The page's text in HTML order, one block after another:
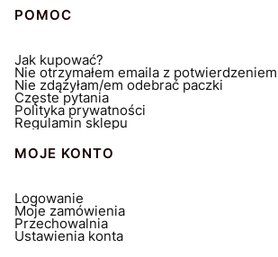
POMOC
Jak kupować?
Nie otrzymałem emaila z
Nie zdążyłam/em odebrać paczki
Częste pytania
Polityka prywatności
Regulamin sklepu
MOJE KONTO
Logowanie
Moje zamówienia
Przechowalnia
Ustawienia konta